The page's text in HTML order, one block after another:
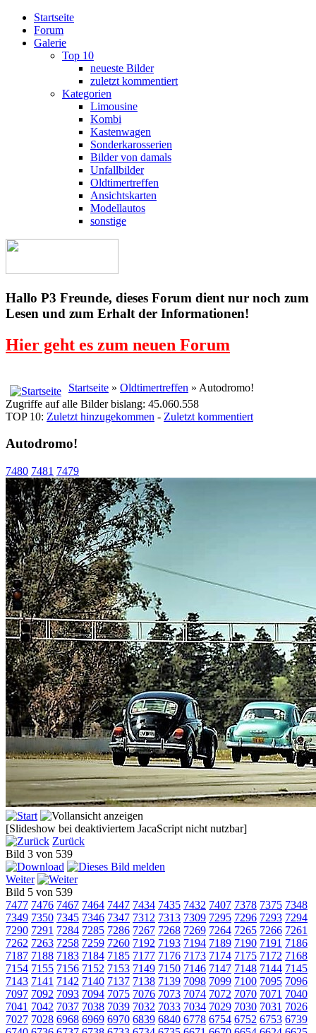
Startseite
Forum
Galerie
Top 10
neueste Bilder
zuletzt kommentiert
Kategorien
Limousine
Kombi
Kastenwagen
Sonderkarosserien
Bilder von damals
Unfallbilder
Oldtimertreffen
Ansichtskarten
Modellautos
sonstige
Hallo P3 Freunde, dieses Forum dient nur noch zum
Lesen und zum Erhalt der Informationen!
Hier geht es zum neuen Forum
Startseite » Oldtimertreffen » Autodromo!
Zugriffe auf alle Bilder bislang: 45.060.558
TOP 10: Zuletzt hinzugekommen - Zuletzt kommentiert
Autodromo!
7480 7481 7479
[Slideshow bei deaktiviertem JacaScript nicht nutzbar]
Zurück
Bild 3 von 539
Weiter
Bild 5 von 539
7477 7476 7467 7464 7447 7434 7435 7432 7407 7378 7375 7348
7349 7350 7345 7346 7347 7312 7313 7309 7295 7296 7293 7294
7290 7291 7284 7285 7286 7267 7268 7269 7264 7265 7266 7261
7262 7263 7258 7259 7260 7192 7193 7194 7189 7190 7191 7186
7187 7188 7183 7184 7185 7177 7176 7173 7174 7175 7172 7168
7154 7155 7156 7152 7153 7149 7150 7146 7147 7148 7144 7145
7143 7141 7142 7140 7137 7138 7139 7098 7099 7100 7095 7096
7097 7092 7093 7094 7075 7076 7073 7074 7072 7070 7071 7040
7041 7042 7037 7038 7039 7032 7033 7034 7029 7030 7031 7026
7027 7028 6968 6969 6970 6839 6840 6778 6754 6752 6753 6739